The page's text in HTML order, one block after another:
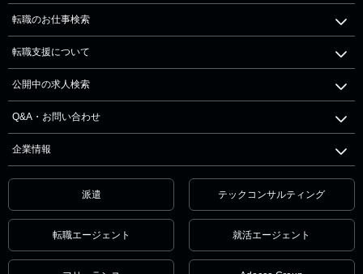
転職のお仕事検索
転職支援について
公開中の求人検索
Q&A・お問い合わせ
企業情報
派遣 テックコンサルティング
転職エージェント 就活エージェント